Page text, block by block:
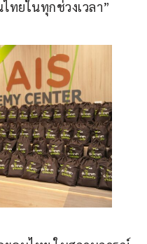
ทยในทุกช่วงเวลา”